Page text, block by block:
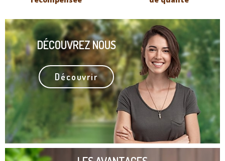
DÉCOUVREZ NOUS
Découvrir